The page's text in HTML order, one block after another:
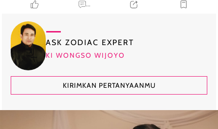
...
ASK ZODIAC EXPERT
KI WONGSO WIJOYO
KIRIMKAN PERTANYAANMU